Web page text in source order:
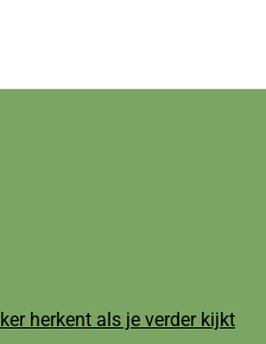
herkent als je verder kijkt